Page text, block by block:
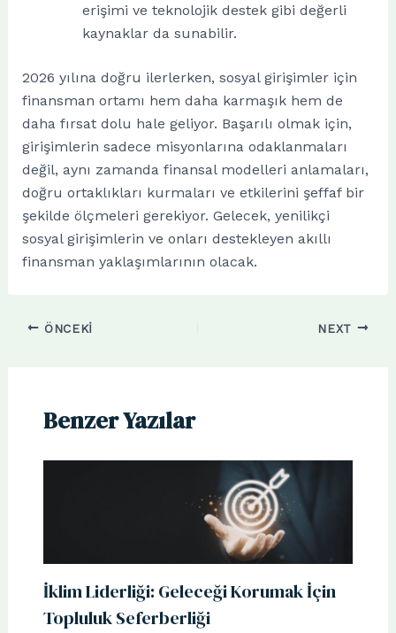
erişimi ve teknolojik destek gibi değerli
kaynaklar da sunabilir.
2026 yılına doğru ilerlerken, sosyal girişimler için
finansman ortamı hem daha karmaşık hem de
daha fırsat dolu hale geliyor. Başarılı olmak için,
girişimlerin sadece misyonlarına odaklanmaları
değil, aynı zamanda finansal modelleri anlamaları,
doğru ortaklıkları kurmaları ve etkilerini şeffaf bir
şekilde ölçmeleri gerekiyor. Gelecek, yenilikçi
sosyal girişimlerin ve onları destekleyen akıllı
finansman yaklaşımlarının olacak.
ÖNCEKI NEXT
Benzer Yazılar
İklim Liderliği: Geleceği Korumak İçin
Topluluk Seferberliği